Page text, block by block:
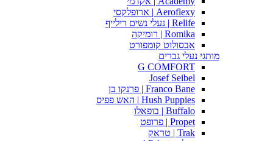
Aeroflexy | ארופלקסי
Relife | נעלי נשים רילייף
Romika | רומיקה
אבסולוט קומפורט
מותגי נעלי גברים
G COMFORT
Josef Seibel
Franco Bane | פרנקו בן
Hush Puppies | האש פפיס
Buffalo | בופאלו
Propet | פרופט
Trak | טראק